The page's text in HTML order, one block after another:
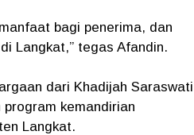
bagi penerima, dan
Langkat,” tegas Afandin.
dari Khadijah Saraswati
kemandirian
Langkat.